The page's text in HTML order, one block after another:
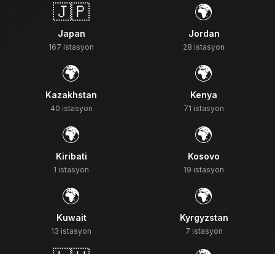
🇯🇵
Japan
167 istasyon
🌍
Jordan
28 istasyon
🌍
Kazakhstan
40 istasyon
🌍
Kenya
71 istasyon
🌍
Kiribati
1 istasyon
🌍
Kosovo
19 istasyon
🌍
Kuwait
13 istasyon
🌍
Kyrgyzstan
7 istasyon